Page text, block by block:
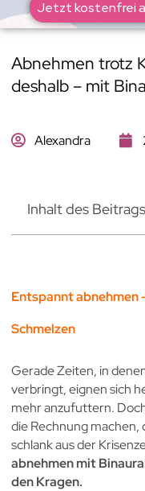
Jetzt kostenfrei
Abnehmen trotz
deshalb – mit
Alexandra
Inhalt des Beitrags
Entspannt abnehmen
Schmelzen
Gerade Zeiten, in
verbringt, eignen sich
mehr anzufuttern.
die Rechnung machen,
schlank aus der
abnehmen mit
den Kragen.